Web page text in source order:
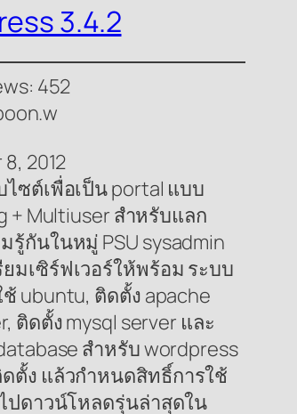
3.4.2
452
2012
ไซต์เพื่อเป็น portal แบบ
+ Multiuser สำหรับแลก
รู้กันในหมู่ PSU sysadmin
มเซิร์ฟเวอร์ให้พร้อม ระบบ
ubuntu, ติดตั้ง apache
ติดตั้ง mysql server และ
สำหรับ wordpress
ตั้ง แล้วกำหนดสิทธิ์การใช้
ปดาวน์โหลดรุ่นล่าสุดใน